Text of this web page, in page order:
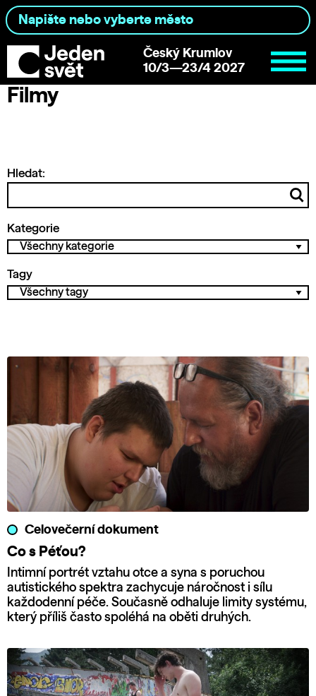
Český Krumlov
10/3—23/4 2027
Filmy
Hledat:
Kategorie
Tagy
Celovečerní dokument
Co s Péťou?
Intimní portrét vztahu otce a syna s poruchou
autistického spektra zachycuje náročnost i sílu
každodenní péče. Současně odhaluje limity systému,
který příliš často spoléhá na oběti druhých.